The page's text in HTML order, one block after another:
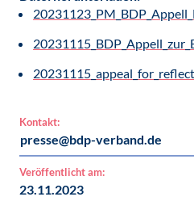
Kontakt:
presse@bdp-verband.de
Veröffentlicht am:
23.11.2023